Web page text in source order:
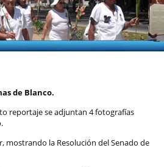
de Blanco.
reportaje se adjuntan 4 fotografías
mostrando la Resolución del Senado de